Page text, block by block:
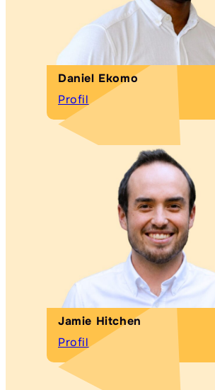
Daniel Ekomo
Profil
Jamie Hitchen
Profil